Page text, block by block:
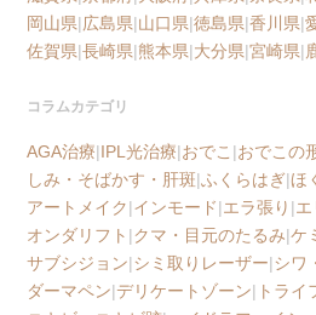
岡山県|広島県|山口県|徳島県|香川県|
佐賀県|長崎県|熊本県|大分県|宮崎県|
コラムカテゴリ
AGA治療|IPL光治療|おでこ |おでこの
しみ・そばかす・肝斑|ふくらはぎ|ほ
アートメイク|インモード|エラ張り |
オンダリフト |クマ・目元のたるみ|ケ
サブシジョン|シミ取りレーザー|シワ
ダーマペン|デリケートゾーン| トライ